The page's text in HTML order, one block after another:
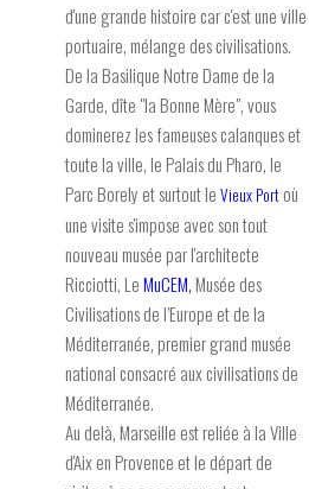
d'une grande histoire car c'est une ville
portuaire, mélange des civilisations.
De la Basilique Notre Dame de la
Garde, dîte "la Bonne Mère", vous
dominerez les fameuses calanques et
toute la ville, le Palais du Pharo, le
Parc Borely et surtout le Vieux Port où
une visite s'impose avec son tout
nouveau musée par l'architecte
Ricciotti, LeMuCEM, Musée des
Civilisations de l’Europe et de la
Méditerranée, premier grand musée
national consacré aux civilisations de
Méditerranée.
Au delà, Marseille est reliée à la Ville
d'Aix en Provence et le départ de